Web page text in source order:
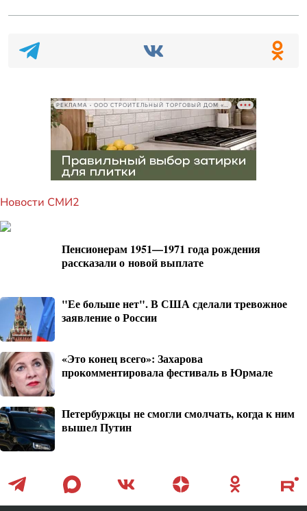
РЕКЛАМА • ООО СТРОИТЕЛЬНЫЙ ТОРГОВЫЙ ДОМ «ПЕТРОВИЧ», ИНН 7802348846
Новости СМИ2
Пенсионерам 1951—1971 года рождения
рассказали о новой выплате
"Ее больше нет". В США сделали тревожное
заявление о России
«Это конец всего»: Захарова
прокомментировала фестиваль в Юрмале
Петербуржцы не смогли смолчать, когда к ним
вышел Путин